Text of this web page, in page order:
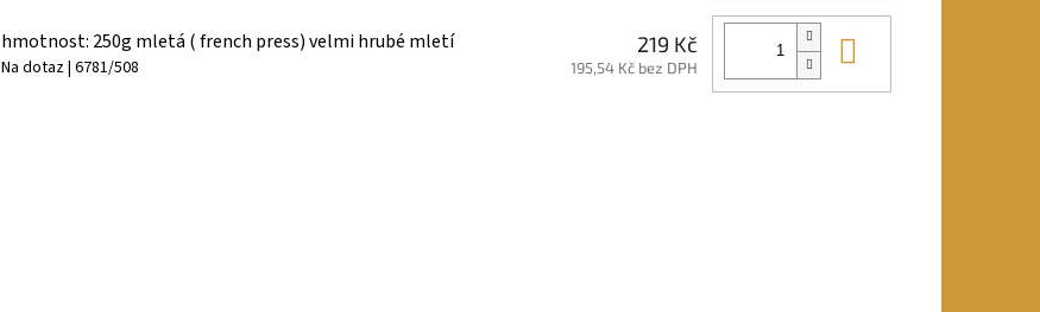
hmotnost: 250g mletá ( french press) velmi hrubé mletí
Na dotaz| 6781/508
219 Kč
195,54 Kč bez DPH